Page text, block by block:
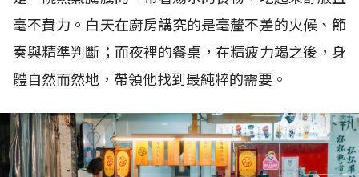
毫不費力。白天在廚房講究的是毫釐不差的火候、節
奏與精準判斷；而夜裡的餐桌，在精疲力竭之後，身
體自然而然地，帶領他找到最純粹的需要。